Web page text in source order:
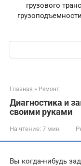
грузового
Поиск:
Главная » Ремонт
Диагностика и
своими руками
На чтение: 7 мин
Вы когда-нибудь